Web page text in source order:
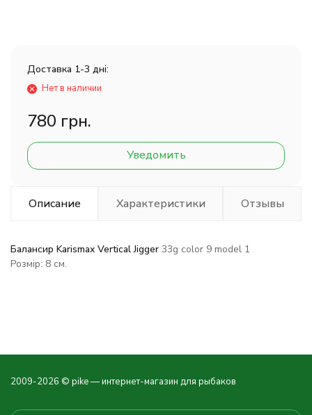
Доставка 1-3 дні:
Нет в наличии
780 грн.
Уведомить
Описание Характеристики Отзывы
Балансир Karismax Vertical Jigger 33g color 9 model 1
Розмір: 8 см.
2009-2026 © pike — интернет-магазин для рыбаков